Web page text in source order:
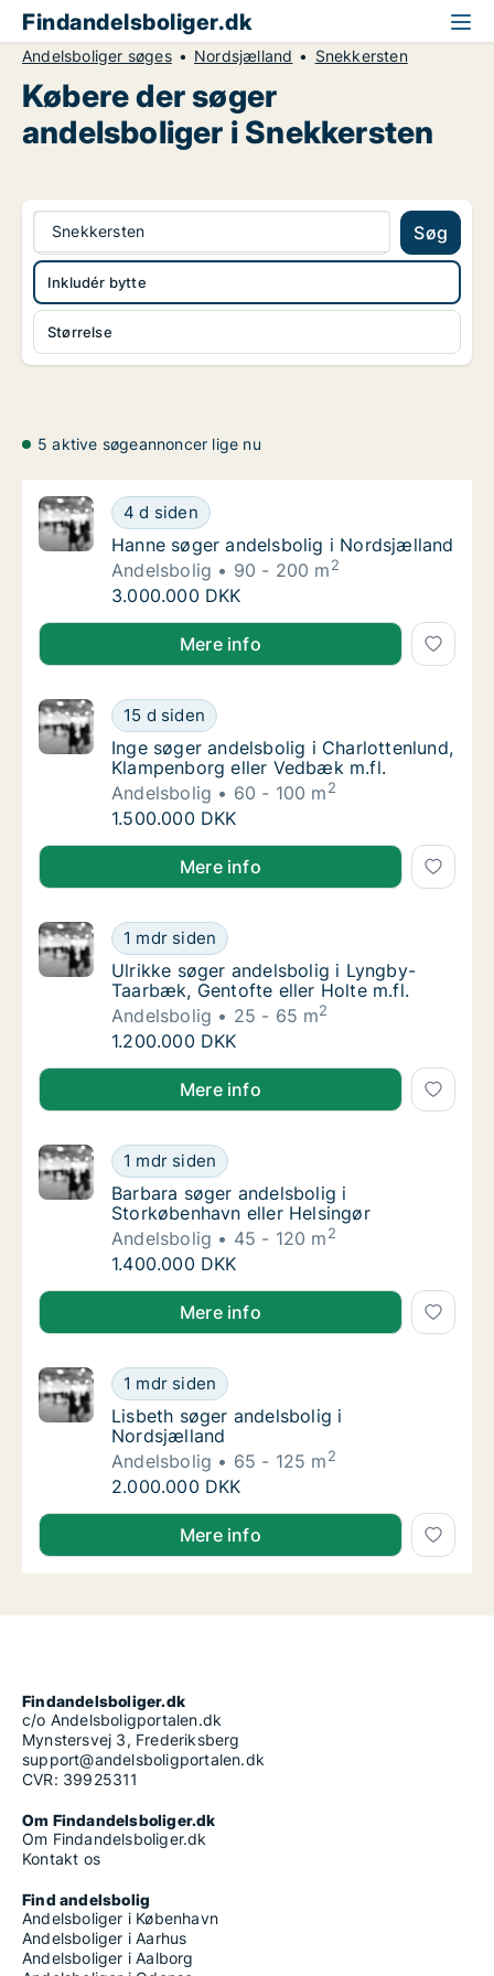
Findandelsboliger.dk
Andelsboliger søges Nordsjælland Snekkersten
Købere der søger
andelsboliger i Snekkersten
Snekkersten Søg
Størrelse
Inkludér bytte
5 aktive søgeannoncer lige nu
Hanne søger andelsbolig i Nordsjælland
4 d siden
Hanne søger andelsbolig i Nordsjælland
Hanne søger andelsbolig i Nordsjælland
Andelsbolig
90 - 200 m2
Hanne søger andelsbolig i Nordsjælland
3.000.000 DKK
Hanne søger andelsbolig i Nordsjælland
Mere info
Inge søger andelsbolig i Charlottenlund,
15 d siden
Inge søger andelsbolig i Charlottenlund,
Inge søger andelsbolig i Charlottenlund,
Klampenborg eller Vedbæk m.fl.
Andelsbolig
60 - 100 m2
Inge søger andelsbolig i Charlottenlund,
1.500.000 DKK
Inge søger andelsbolig i Charlottenlund,
Mere info
Ulrikke søger andelsbolig i Lyngby-
1 mdr siden
Ulrikke søger andelsbolig i Lyngby-
Ulrikke søger andelsbolig i Lyngby-
Taarbæk, Gentofte eller Holte m.fl.
Andelsbolig
25 - 65 m2
Ulrikke søger andelsbolig i Lyngby-
1.200.000 DKK
Ulrikke søger andelsbolig i Lyngby-Taarbæk,
Mere info
Barbara søger andelsbolig i Storkøbenhavn
1 mdr siden
Barbara søger andelsbolig i Storkøbenhavn
Barbara søger andelsbolig i
Storkøbenhavn eller Helsingør
Andelsbolig
45 - 120 m2
Barbara søger andelsbolig i Storkøbenhavn
1.400.000 DKK
Barbara søger andelsbolig i Storkøbenhavn eller
Mere info
Lisbeth søger andelsbolig i Nordsjælland
1 mdr siden
Lisbeth søger andelsbolig i Nordsjælland
Lisbeth søger andelsbolig i
Nordsjælland
Andelsbolig
65 - 125 m2
Lisbeth søger andelsbolig i Nordsjælland
2.000.000 DKK
Lisbeth søger andelsbolig i Nordsjælland
Mere info
Findandelsboliger.dk
c/o Andelsboligportalen.dk
Mynstersvej 3, Frederiksberg
support@andelsboligportalen.dk
CVR: 39925311
Om Findandelsboliger.dk
Om Findandelsboliger.dk
Kontakt os
Find andelsbolig
Andelsboliger i København
Andelsboliger i Aarhus
Andelsboliger i Aalborg